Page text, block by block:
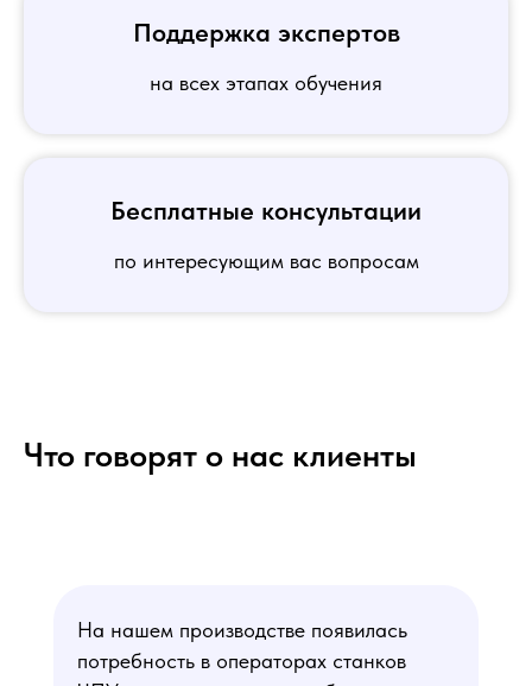
Поддержка экспертов
на всех этапах обучения
Бесплатные консультации
по интересующим вас вопросам
Что говорят о нас клиенты
На нашем производстве появилась
потребность в операторах станков